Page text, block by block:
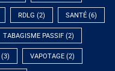
RDLG (2) SANTÉ(6)
TABAGISME PASSIF(2)
VAPOTAGE(2)